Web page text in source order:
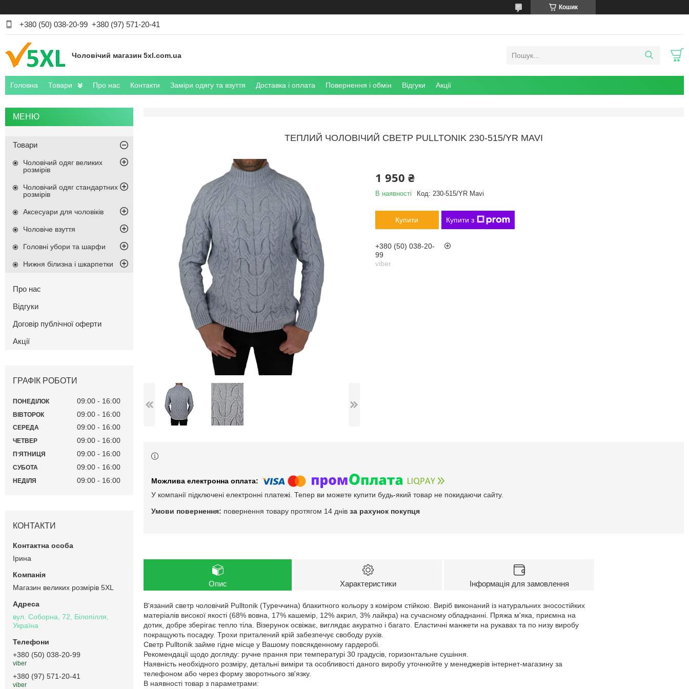
Кошик
+380 (50) 038-20-99 +380 (97) 571-20-41
Чоловічий магазин 5xl.com.ua
Головна Товари Про нас Контакти Заміри одягу та взуття Доставка і оплата Повернення і обмін Відгуки Акції
ТЕПЛИЙ ЧОЛОВІЧИЙ СВЕТР PULLTONIK 230-515/YR MAVI
1 950 ₴
В наявності Код: 230-515/YR Mavi
Купити Купити з
+380 (50) 038-20-
99
viber
У компанії підключені електронні платежі. Тепер ви можете купити будь-який товар не покидаючи сайту.
повернення товару протягом 14 днів за рахунок покупця
Опис Характеристики Інформація для замовлення
В'язаний светр чоловічий Pulltonik (Туреччина) блакитного кольору з коміром стійкою. Виріб виконаний із натуральних зносостійких
матеріалів високої якості (68% вовна, 17% кашемір, 12% акрил, 3% лайкра) на сучасному обладнанні. Пряжа м'яка, приємна на
дотик, добре зберігає тепло тіла. Візерунок освіжає, виглядає акуратно і багато. Еластичні манжети на рукавах та по низу виробу
покращують посадку. Трохи приталений крій забезпечує свободу рухів.
Светр Pulltonik займе гідне місце у Вашому повсякденному гардеробі.
Рекомендації щодо догляду: ручне прання при температурі 30 градусів, горизонтальне сушіння.
Наявність необхідного розміру, детальні виміри та особливості даного виробу уточнюйте у менеджерів інтернет-магазину за
телефоном або через форму зворотнього зв'язку.
В наявності товар з параметрами:
Товари
Чоловічий одяг великих
розмірів
Чоловічий одяг стандартних
розмірів
Аксесуари для чоловіків
Чоловіче взуття
Головні убори та шарфи
Нижня білизна і шкарпетки
Про нас
Відгуки
Договір публічної оферти
Акції
ГРАФІК РОБОТИ
ПОНЕДІЛОК 09:00 16:00
ВІВТОРОК 09:00 16:00
СЕРЕДА 09:00 16:00
ЧЕТВЕР 09:00 16:00
ПʼЯТНИЦЯ 09:00 16:00
СУБОТА 09:00 16:00
НЕДІЛЯ 09:00 16:00
КОНТАКТИ
Ірина
Магазин великих розмірів 5XL
вул. Соборна, 72, Білопілля,
Україна
+380 (50) 038-20-99
viber
+380 (97) 571-20-41
viber